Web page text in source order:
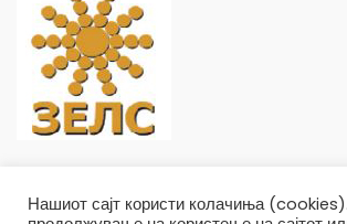
Нашиот сајт користи колачиња